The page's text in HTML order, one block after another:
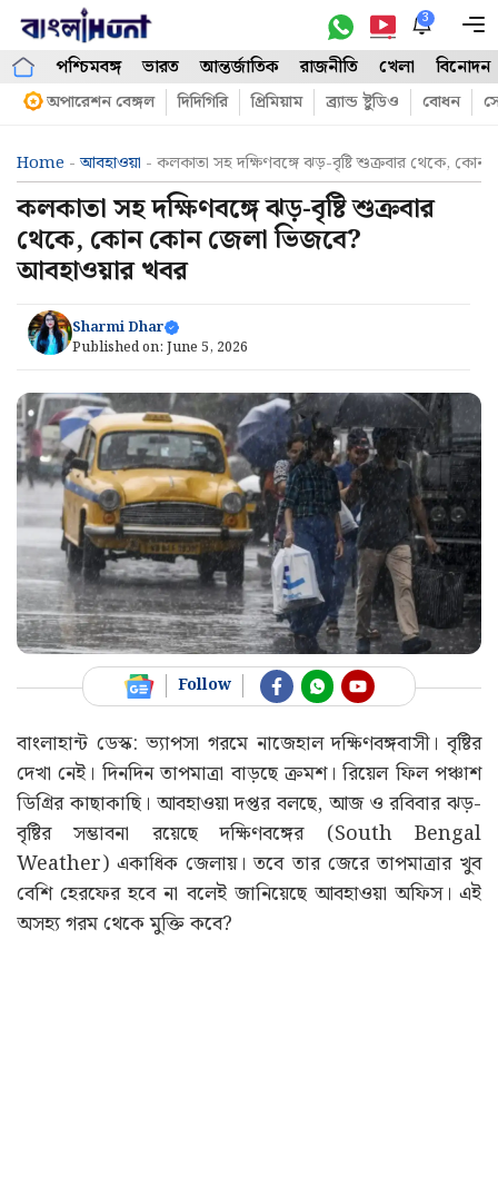
Skip
content
3
পশ্চিমবঙ্গ ভারত আন্তর্জাতিক রাজনীতি খেলা বিনোদন
অপারেশন বেঙ্গল দিদিগিরি প্রিমিয়াম ব্র্যান্ড ষ্টুডিও বোধন
Home -আবহাওয়া - কলকাতা সহ দক্ষিণবঙ্গে ঝড়-বৃষ্টি শুক্রবার থেকে,
কলকাতা সহ দক্ষিণবঙ্গে ঝড়-বৃষ্টি শুক্রবার
থেকে, কোন কোন জেলা ভিজবে?
আবহাওয়ার খবর
Sharmi Dhar
Published on: June 5, 2026
Follow
বাংলাহান্ট ডেস্ক: ভ্যাপসা গরমে নাজেহাল দক্ষিণবঙ্গবাসী। বৃষ্টির
দেখা নেই। দিনদিন তাপমাত্রা বাড়ছে ক্রমশ। রিয়েল ফিল পঞ্চাশ
ডিগ্রির কাছাকাছি। আবহাওয়া দপ্তর বলছে, আজ ও রবিবার ঝড়-
বৃষ্টির সম্ভাবনা রয়েছে দক্ষিণবঙ্গের (South Bengal
Weather) একাধিক জেলায়। তবে তার জেরে তাপমাত্রার খুব
বেশি হেরফের হবে না বলেই জানিয়েছে আবহাওয়া অফিস। এই
অসহ্য গরম থেকে মুক্তি কবে?